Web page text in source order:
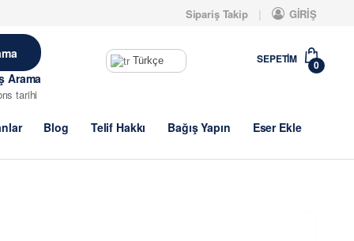
Sipariş Takip GİRİŞ
Türkçe
Arama
tarihi
SEPETIM 0
Blog Telif Hakkı Bağış Yapın Eser Ekle